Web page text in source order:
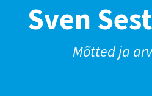
Sven
Mõtted ja